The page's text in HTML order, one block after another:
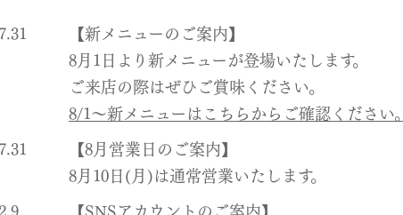
【新メニューのご案内】
8月1日より新メニューが登場いたします。
ご来店の際はぜひご賞味ください。
8/1～新メニューはこちらからご確認ください。
【8月営業日のご案内】
8月10日(月)は通常営業いたします。
【SNSアカウントのご案内】